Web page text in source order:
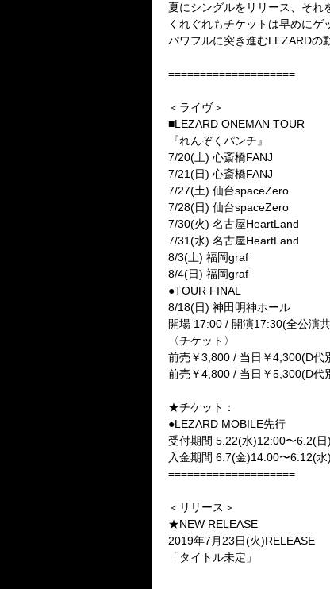
夏にシングルをリリース、それ
くれぐれもチケットは早めにゲ
パワフルに突き進むLEZARDの
====================
＜ライヴ＞
■LEZARD ONEMAN TOUR
『れんぞくパンチ』
7/20(土) 心斎橋FANJ
7/21(日) 心斎橋FANJ
7/27(土) 仙台spaceZero
7/28(日) 仙台spaceZero
7/30(火) 名古屋HeartLand
7/31(水) 名古屋HeartLand
8/3(土) 福岡graf
8/4(日) 福岡graf
●TOUR FINAL
8/18(日) 神田明神ホール
開場 17:00 / 開演17:30(全公演
〈チケット〉
前売￥3,800 / 当日￥4,300(D
前売￥4,800 / 当日￥5,300(D
★チケット：
●LEZARD MOBILE先行
受付期間 5.22(水)12:00〜6.2(
入金期間 6.7(金)14:00〜6.12(
====================
＜リリース＞
★NEW RELEASE
2019年7月23日(火)RELEASE
「タイトル未定」